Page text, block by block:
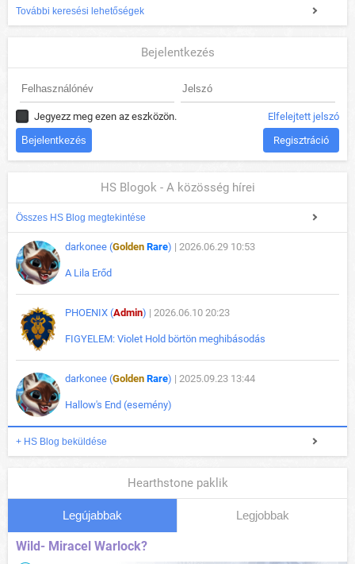
További keresési lehetőségek
Bejelentkezés
Jegyezz meg ezen az eszközön. Elfelejtett jelszó
Regisztráció
HS Blogok - A közösség hírei
Összes HS Blog megtekintése
darkonee (Golden Rare) | 2026.06.29 10:53
A Lila Erőd
PHOENIX (Admin) | 2026.06.10 20:23
FIGYELEM: Violet Hold börtön meghibásodás
darkonee (Golden Rare) | 2025.09.23 13:44
Hallow's End (esemény)
+ HS Blog beküldése
Hearthstone paklik
Legújabbak Legjobbak
Wild- Miracel Warlock?